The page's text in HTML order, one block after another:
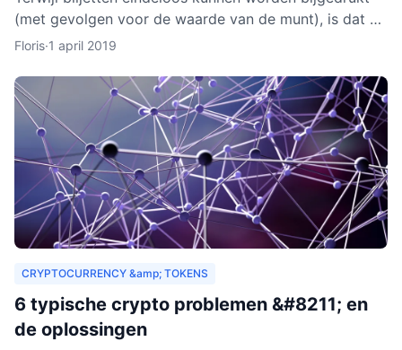
(met gevolgen voor de waarde van de munt), is dat bij
cryptocurrencies anders. Hoe werkt dit nu eigenlijk p
Floris·1 april 2019
CRYPTOCURRENCY &amp; TOKENS
6 typische crypto problemen &#8211; en
de oplossingen